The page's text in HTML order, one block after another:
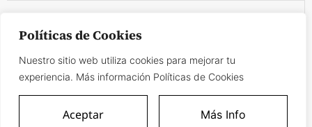
Políticas de Cookies
Nuestro sitio web utiliza cookies para mejorar tu
experiencia. Más información Políticas de Cookies
Aceptar Más Info
Privacy Policy Cookie Policy Terms and Conditions